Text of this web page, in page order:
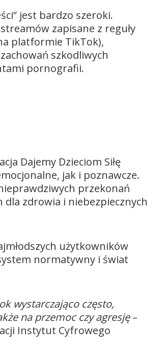
jest bardzo szeroki.
zapisane z reguły
platformie TikTok),
szkodliwych
pornografii.
Dajemy Dzieciom Siłę
jak i poznawcze.
przekonań
zdrowia i niebezpiecznych
użytkowników
normatywny i świat
wystarczająco często,
na przemoc czy agresję–
Instytut Cyfrowego